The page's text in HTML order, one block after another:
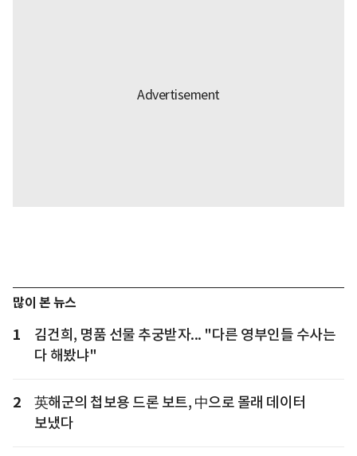
많이 본 뉴스
1
김건희, 명품 선물 추궁받자... "다른 영부인들 수사는
다 해봤냐"
2
英해군의 첩보용 드론 보트, 中으로 몰래 데이터
보냈다